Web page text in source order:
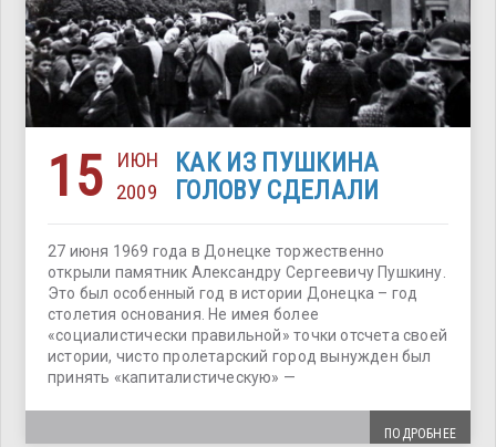
15
ИЮН
2009
КАК ИЗ ПУШКИНА
ГОЛОВУ СДЕЛАЛИ
27 июня 1969 года в Донецке торжественно
открыли памятник Александру Сергеевичу Пушкину.
Это был особенный год в истории Донецка – год
столетия основания. Не имея более
«социалистически правильной» точки отсчета своей
истории, чисто пролетарский город вынужден был
принять «капиталистическую» —
ПОДРОБНЕЕ